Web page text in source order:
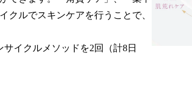
クルでスキンケアを行うことで、
イクルメソッドを2回（計8日